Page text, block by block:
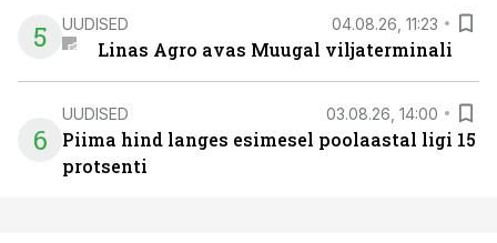
5 UUDISED 04.08.26, 11:23
Linas Agro avas Muugal viljaterminali
6
UUDISED 03.08.26, 14:00
Piima hind langes esimesel poolaastal ligi 15
protsenti